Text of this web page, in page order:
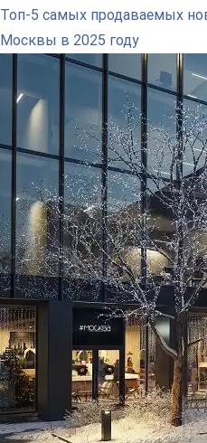
Топ-5 самых продаваемых
Москвы в 2025 году